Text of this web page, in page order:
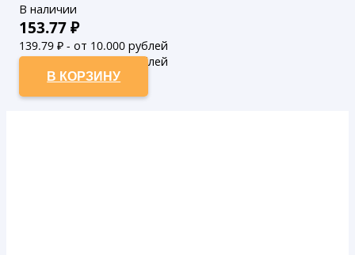
В наличии
153.77₽
139.79 ₽ - от 10.000 рублей
127.08₽ - от 50.000 рублей
В КОРЗИНУ